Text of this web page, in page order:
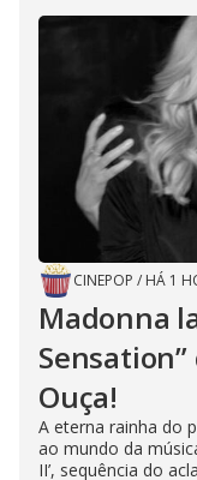
CINEPOP / HÁ 1
Madonna
Ouça!
A eterna rainha do
ao mundo da
II’, sequência do